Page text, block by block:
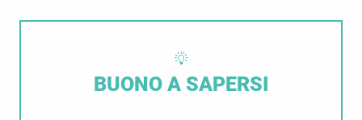
BUONO A SAPERSI